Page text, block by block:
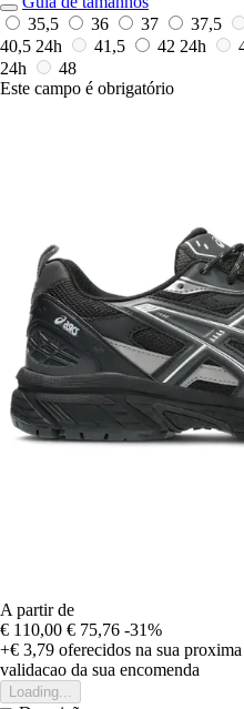
35,5
36 37 37,5
40,5 24h 41,5 42 24h
24h
48
Este campo é obrigatório
A partir de
€ 110,00 € 75,76 -31%
+€ 3,79 oferecidos na sua
validacao da sua encomenda
Loading...